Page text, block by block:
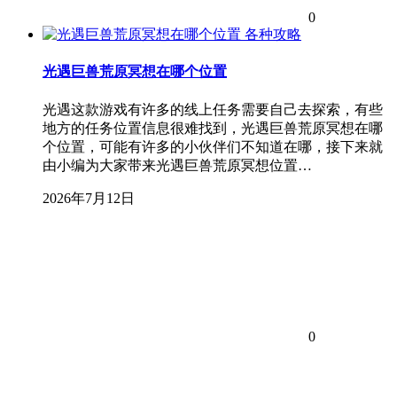
0
各种攻略
光遇巨兽荒原冥想在哪个位置
光遇这款游戏有许多的线上任务需要自己去探索，有些
地方的任务位置信息很难找到，光遇巨兽荒原冥想在哪
个位置，可能有许多的小伙伴们不知道在哪，接下来就
由小编为大家带来光遇巨兽荒原冥想位置…
2026年7月12日
0